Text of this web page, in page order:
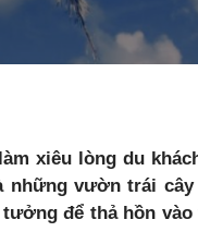
xiêu lòng du
những vườn trái cây
để thả hồn vào